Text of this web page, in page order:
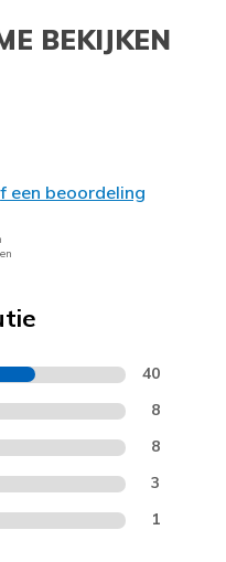
BEKIJKEN
een beoordeling
40
8
8
3
1